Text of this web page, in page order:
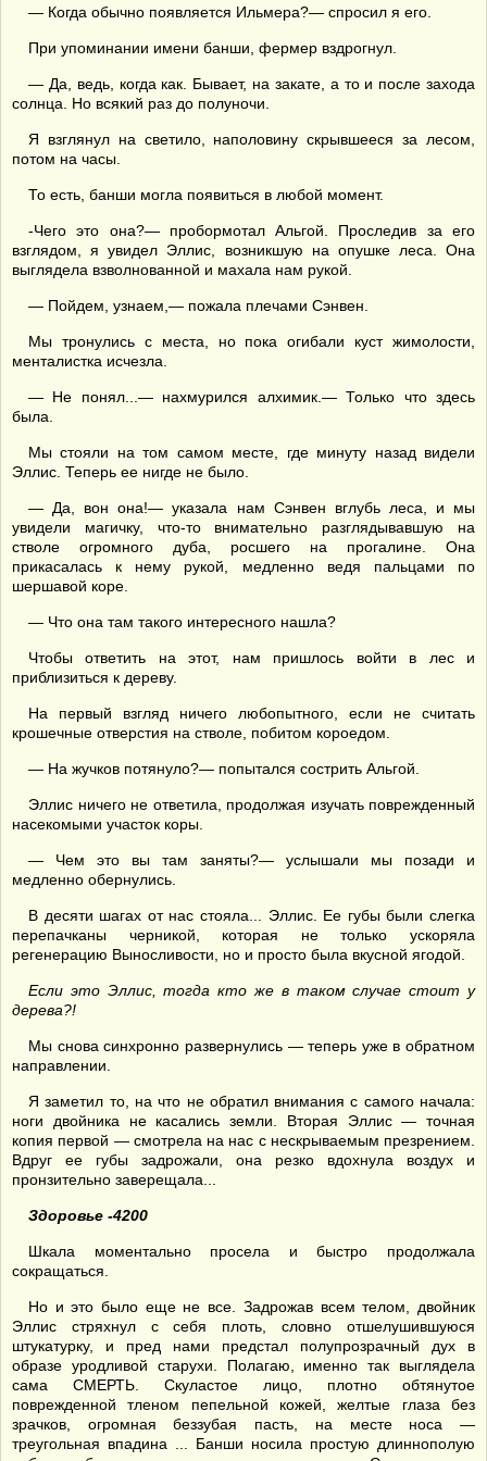
— Когда обычно появляется Ильмера?— спросил я его.
При упоминании имени банши, фермер вздрогнул.
— Да, ведь, когда как. Бывает, на закате, а то и после захода
солнца. Но всякий раз до полуночи.
Я взглянул на светило, наполовину скрывшееся за лесом,
потом на часы.
То есть, банши могла появиться в любой момент.
-Чего это она?— пробормотал Альгой. Проследив за его
взглядом, я увидел Эллис, возникшую на опушке леса. Она
выглядела взволнованной и махала нам рукой.
— Пойдем, узнаем,— пожала плечами Сэнвен.
Мы тронулись с места, но пока огибали куст жимолости,
менталистка исчезла.
— Не понял...— нахмурился алхимик.— Только что здесь
была.
Мы стояли на том самом месте, где минуту назад видели
Эллис. Теперь ее нигде не было.
— Да, вон она!— указала нам Сэнвен вглубь леса, и мы
увидели магичку, что-то внимательно разглядывавшую на
стволе огромного дуба, росшего на прогалине. Она
прикасалась к нему рукой, медленно ведя пальцами по
шершавой коре.
— Что она там такого интересного нашла?
Чтобы ответить на этот, нам пришлось войти в лес и
приблизиться к дереву.
На первый взгляд ничего любопытного, если не считать
крошечные отверстия на стволе, побитом короедом.
— На жучков потянуло?— попытался сострить Альгой.
Эллис ничего не ответила, продолжая изучать поврежденный
насекомыми участок коры.
— Чем это вы там заняты?— услышали мы позади и
медленно обернулись.
В десяти шагах от нас стояла... Эллис. Ее губы были слегка
перепачканы черникой, которая не только ускоряла
регенерацию Выносливости, но и просто была вкусной ягодой.
Если это Эллис, тогда кто же в таком случае стоит у
дерева?!
Мы снова синхронно развернулись — теперь уже в обратном
направлении.
Я заметил то, на что не обратил внимания с самого начала:
ноги двойника не касались земли. Вторая Эллис — точная
копия первой — смотрела на нас с нескрываемым презрением.
Вдруг ее губы задрожали, она резко вдохнула воздух и
пронзительно заверещала...
Здоровье -4200
Шкала моментально просела и быстро продолжала
сокращаться.
Но и это было еще не все. Задрожав всем телом, двойник
Эллис стряхнул с себя плоть, словно отшелушившуюся
штукатурку, и пред нами предстал полупрозрачный дух в
образе уродливой старухи. Полагаю, именно так выглядела
сама СМЕРТЬ. Скуластое лицо, плотно обтянутое
поврежденной тленом пепельной кожей, желтые глаза без
зрачков, огромная беззубая пасть, на месте носа —
треугольная впадина ... Банши носила простую длиннополую